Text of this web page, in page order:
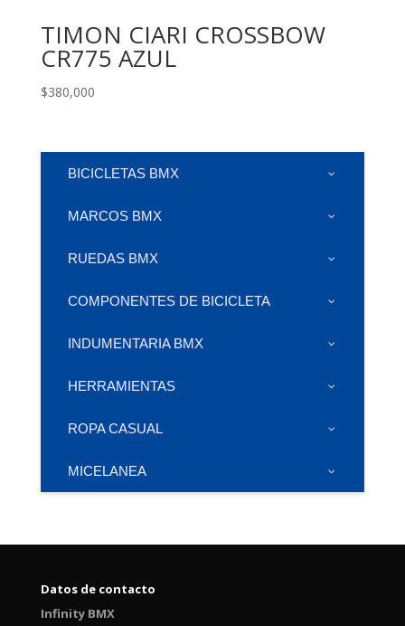
TIMON CIARI CROSSBOW
CR775 AZUL
$380,000
BICICLETAS BMX
MARCOS BMX
RUEDAS BMX
COMPONENTES DE BICICLETA
INDUMENTARIA BMX
HERRAMIENTAS
ROPA CASUAL
MICELANEA
Datos de contacto
Infinity BMX